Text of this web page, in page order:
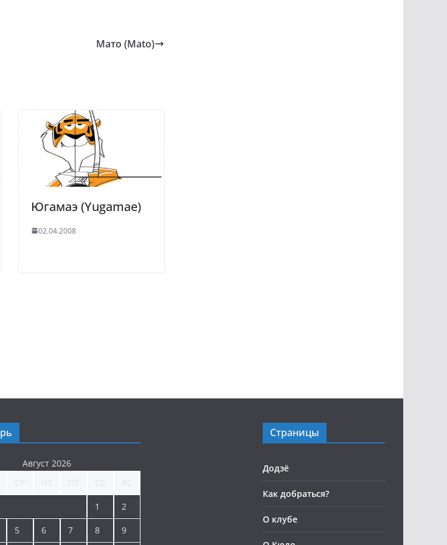
Мато (Mato)
Югамаэ (Yugamae)
02.04.2008
Август 2026
1 2
5 6 7 8 9
Страницы
Додзё
Как добраться?
О клубе